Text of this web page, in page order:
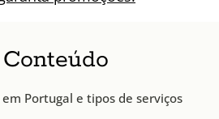
Portugal e tipos de serviços